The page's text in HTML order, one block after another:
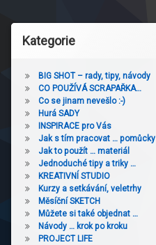
Kategorie
BIG SHOT – rady, tipy, návody
CO POUŽÍVÁ SCRAPAŘKA…
Co se jinam nevešlo :-)
Hurá SADY
INSPIRACE pro Vás
Jak s tím pracovat … pomůcky
Jak to použít … materiál
Jednoduché tipy a triky …
KREATIVNÍ STUDIO
Kurzy a setkávání, veletrhy
Měsíční SKETCH
Můžete si také objednat …
Návody … krok po kroku
PROJECT LIFE